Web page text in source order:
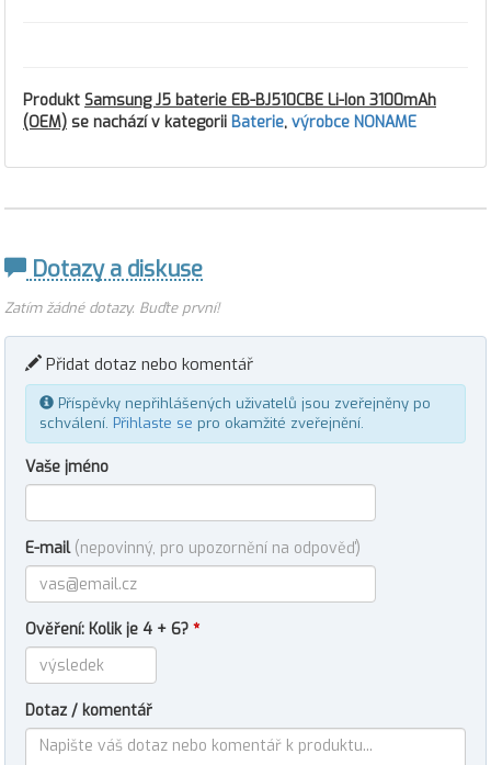
Produkt Samsung J5 baterie EB-BJ510CBE Li-Ion 3100mAh
(OEM) se nachází v kategorii Baterie, výrobce NONAME
Dotazy a diskuse
Zatím žádné dotazy. Buďte první!
Přidat dotaz nebo komentář
Příspěvky nepřihlášených uživatelů jsou zveřejněny po
schválení. Přihlaste se pro okamžité zveřejnění.
Vaše jméno
E-mail (nepovinný, pro upozornění na odpověď)
Ověření: Kolik je 4 + 6? *
Dotaz / komentář